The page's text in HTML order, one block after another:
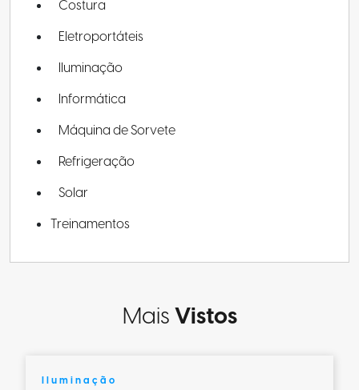
Costura
Eletroportáteis
Iluminação
Informática
Máquina de Sorvete
Refrigeração
Solar
Treinamentos
MaisVistos
Iluminação